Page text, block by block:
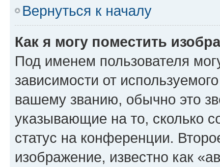
Вернуться к началу
Как я могу поместить
Под именем пользователя
зависимости от
вашему званию, обычно это
указывающие на то, сколько
статус на конференции.
изображение, известно как